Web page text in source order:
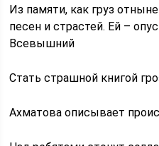
Из памяти, как груз
песен и страстей. Ей –
Всевышний
Стать страшной книгой
Ахматова описывает